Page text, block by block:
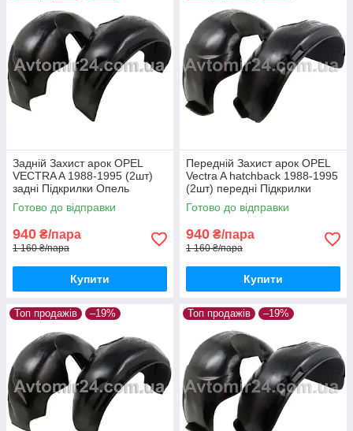
Задній Захист арок OPEL
VECTRA A 1988-1995 (2шт)
задні Підкрилки Опель
Вектра А пара задніх
Готово до відправки
940 ₴/пара
1 160 ₴/пара
Купити
Передній Захист арок OPEL
Vectra A hatchback 1988-1995
(2шт) передні Підкрилки
Опель Вектра А хетчбек пара
передніх
Готово до відправки
940 ₴/пара
1 160 ₴/пара
Купити
Топ продажів –19% Топ продажів –19%